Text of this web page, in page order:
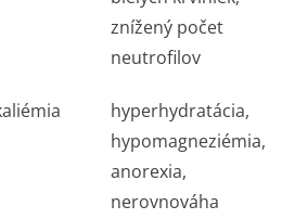
znížený počet
neutrofilov
hyperhydratácia,
hypomagneziémia,
anorexia,
nerovnováha